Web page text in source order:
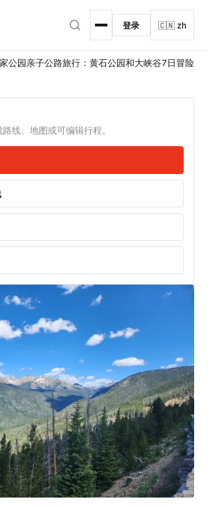
登录 🇨🇳 zh
公园亲子公路旅行：黄石公园和大峡谷7日冒险
线、地图或可编辑行程。